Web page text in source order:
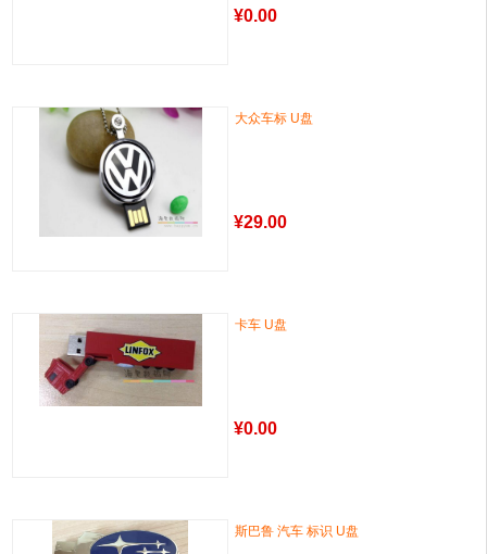
¥0.00
大众车标 U盘
¥29.00
卡车 U盘
¥0.00
斯巴鲁 汽车 标识 U盘